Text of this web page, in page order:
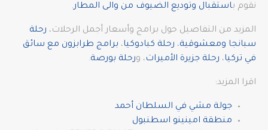
نقوم باستقبال وتوديع الضيوف من والى المطار.
المزيد من التفاصيل حول برامج وأسعار أجمل الرحلات، رحلة
سبانجا ومعشوقية، رحلة كبادوكيا، برامج طرابزون مع سائق
في تركيا، رحلة جزيرة الأميرات، ورحلة بورصة.
اقرا المزيد:
جولة مشي في السلطان أحمد
منطقة امينينو اسطنبول